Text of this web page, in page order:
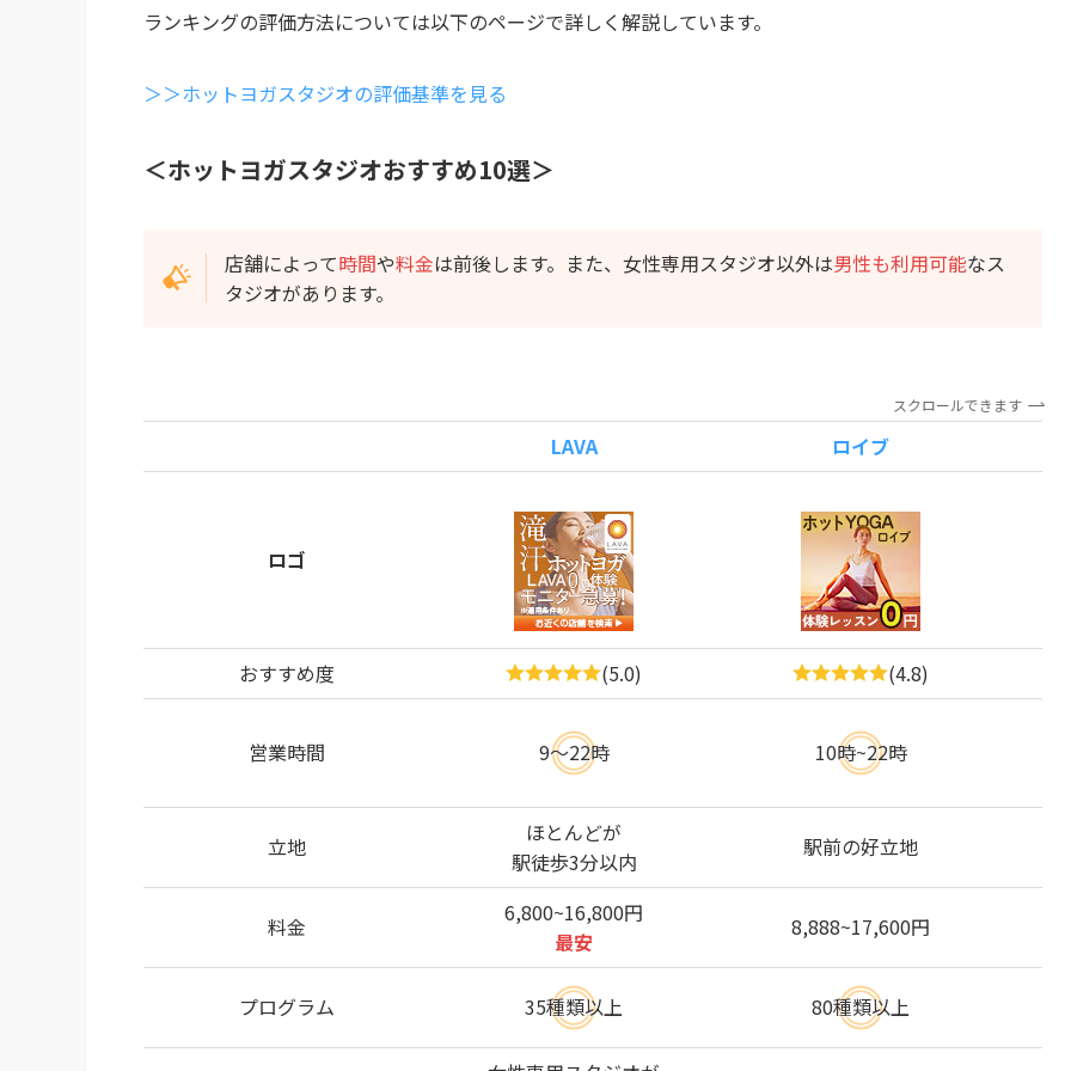
ランキングの評価方法については以下のページで詳しく解説しています。
＞＞ホットヨガスタジオの評価基準を見る
＜ホットヨガスタジオおすすめ10選＞
店舗によって時間や料金は前後します。また、女性専用スタジオ以外は男性も利用可能なス
タジオがあります。
スクロールできます
LAVA ロイブ
ロゴ
おすすめ度 (5.0) (4.8)
営業時間 9～22時 10時~22時
立地
ほとんどが
駅徒歩3分以内
駅前の好立地
料金
6,800~16,800円
最安
8,888~17,600円
プログラム 35種類以上 80種類以上